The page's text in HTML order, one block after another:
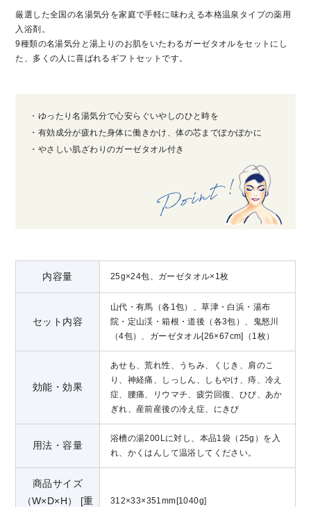
厳選した全国の名湯気分を家庭で手軽に味わえる本格温泉タイプの薬用
入浴剤。
9種類の名湯気分と湯上りのお肌をいたわるガーゼタオルをセットにし
た、多くの人に喜ばれるギフトセットです。
・ゆったり名湯気分で心安らぐいやしのひと時を
・有効成分が疲れた身体に働きかけ、体の芯までぽかぽかに
・やさしい肌ざわりのガーゼタオル付き
内容量 25g×24包、ガーゼタオル×1枚
セット内容
山代・有馬（各1包）、草津・白浜・湯布
院・定山渓・箱根・道後（各3包）、鬼怒川
（4包）、ガーゼタオル[26×67cm]（1枚）
効能・効果
あせも、荒れ性、うちみ、くじき、肩のこ
り、神経痛、しっしん、しもやけ、痔、冷え
症、腰痛、リウマチ、疲労回復、ひび、あか
ぎれ、産前産後の冷え症、にきび
用法・容量
浴槽の湯200Lに対し、本品1袋（25g）を入
れ、かくはんして温浴してください。
商品サイズ
（W×D×H） [重
312×33×351mm[1040g]